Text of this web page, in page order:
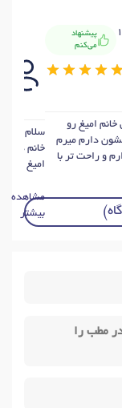
پیشنهاد
می‌کنم
امیغ رو
دارم میرم
و راحت تر با
سلام من و
خانم دکتر
امیغ تمام
مشاهده
بیشتر
مطب را